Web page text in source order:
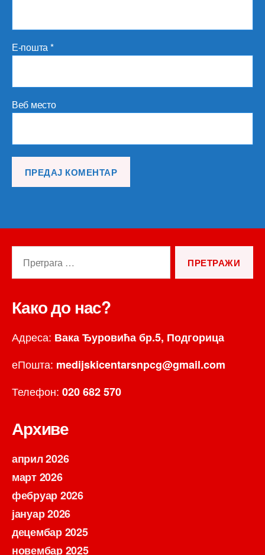
Е-пошта*
Веб место
Како до нас?
Адреса: Вака Ђуровића бр.5, Подгорица
еПошта: medijskicentarsnpcg@gmail.com
Телефон: 020 682 570
Архиве
април 2026
март 2026
фебруар 2026
јануар 2026
децембар 2025
новембар 2025